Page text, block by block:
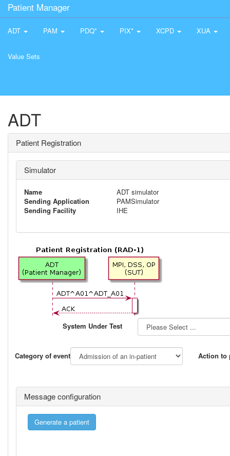
Patient Manager
ADT PAM PDQ* PIX* XCPD XUA
Value Sets
ADT
Patient Registration
Simulator
Name
ADT simulator
Sending Application
PAMSimulator
Sending Facility
IHE
System Under Test
Category of event Action to
Message configuration